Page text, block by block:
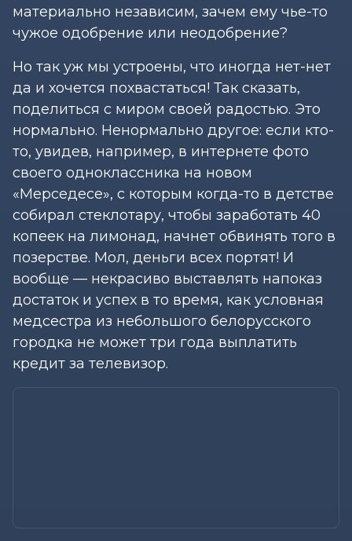
материально независим, зачем ему чье-то
чужое одобрение или неодобрение?
Но так уж мы устроены, что иногда нет-нет
да и хочется похвастаться! Так сказать,
поделиться с миром своей радостью. Это
нормально. Ненормально другое: если кто-
то, увидев, например, в интернете фото
своего одноклассника на новом
«Мерседесе», с которым когда-то в детстве
собирал стеклотару, чтобы заработать 40
копеек на лимонад, начнет обвинять того в
позерстве. Мол, деньги всех портят! И
вообще — некрасиво выставлять напоказ
достаток и успех в то время, как условная
медсестра из небольшого белорусского
городка не может три года выплатить
кредит за телевизор.